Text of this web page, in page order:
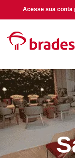
Acesse sua conta